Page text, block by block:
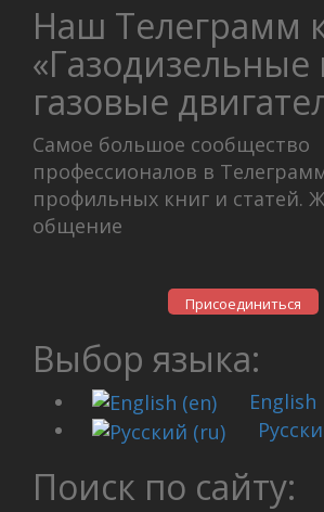
Наш Телеграмм
«Газодизельные
газовые
Самое большое сообщество
профессионалов в
профильных книг и статей.
общение
Присоединиться
Выбор языка:
English
Поиск по сайту: